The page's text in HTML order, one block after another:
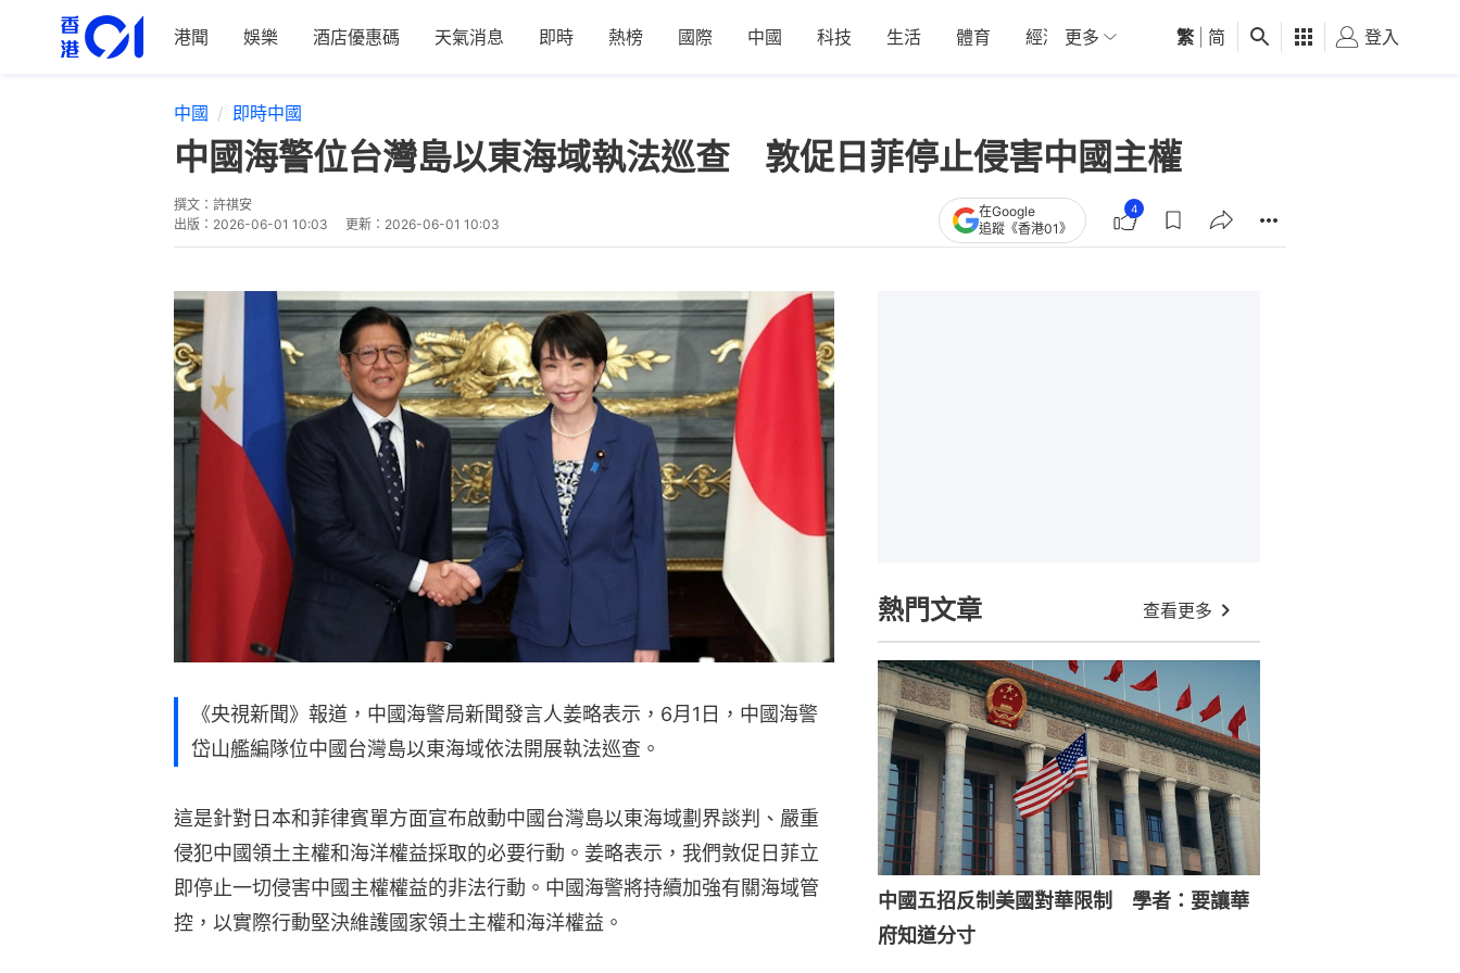
港聞 娛樂 酒店優惠碼 天氣消息 即時 熱榜 國際 中國 科技 生活 體育 經濟 01深圳 觀點 健康 好食玩飛
更多 繁 简 登入
中國 即時中國
中國海警位台灣島以東海域執法巡查 敦促日菲停止侵害中國主權
撰文： 許祺安
出版： 2026-06-01 10:03 更新： 2026-06-01 10:03
在Google
追蹤《香港01》
4
《央視新聞》報道，中國海警局新聞發言人姜略表示，6月1日，中國海警
岱山艦編隊位中國台灣島以東海域依法開展執法巡查。
這是針對日本和菲律賓單方面宣布啟動中國台灣島以東海域劃界談判、嚴重
侵犯中國領土主權和海洋權益採取的必要行動。姜略表示，我們敦促日菲立
即停止一切侵害中國主權權益的非法行動。中國海警將持續加強有關海域管
控，以實際行動堅決維護國家領土主權和海洋權益。
熱門文章 查看更多
中國五招反制美國對華限制 學者：要讓華
府知道分寸